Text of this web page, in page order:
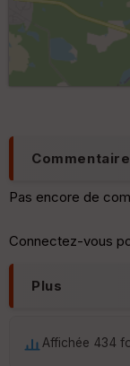
Pas encore de
Connectez-vous
Plus
Affichée 434